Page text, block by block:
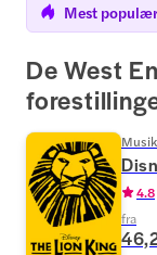
Mest
De West
4.8
fra